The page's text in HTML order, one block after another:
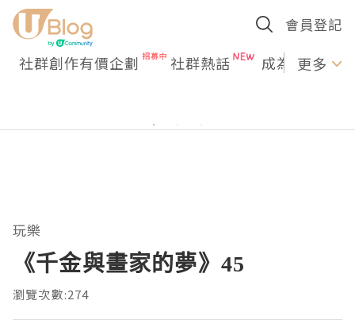
會員登記
社群創作有價企劃 社群熱話 成為U更多
玩樂
《千金與畫家的夢》45
瀏覽次數:274